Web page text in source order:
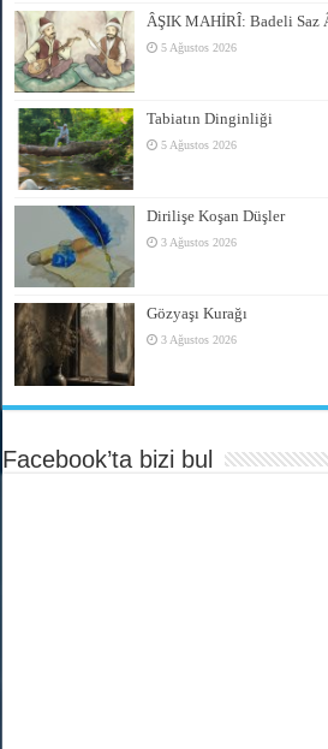
ÂŞIK MAHİRÎ: Badeli Saz
5 Ağustos 2026
Tabiatın Dinginliği
5 Ağustos 2026
Dirilişe Koşan Düşler
3 Ağustos 2026
Gözyaşı Kurağı
3 Ağustos 2026
Facebook’ta bizi bul